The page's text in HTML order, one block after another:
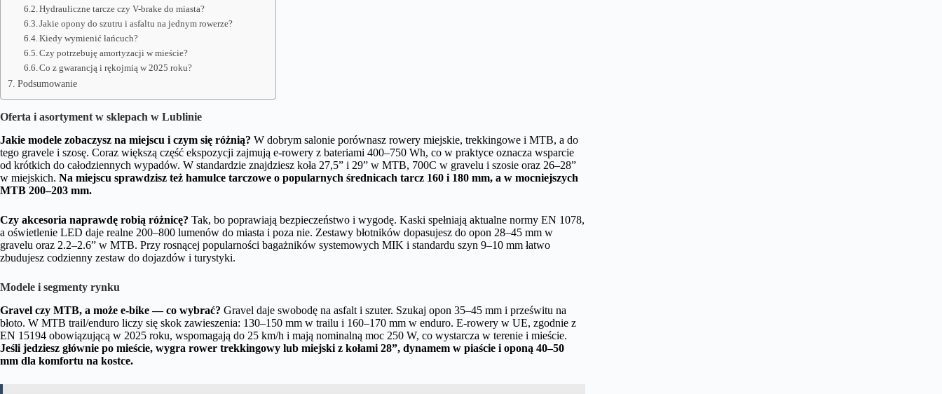
Hydrauliczne tarcze czy V-brake do miasta?
Jakie opony do szutru i asfaltu na jednym rowerze?
Kiedy wymienić łańcuch?
Czy potrzebuję amortyzacji w mieście?
Co z gwarancją i rękojmią w 2025 roku?
Podsumowanie
Oferta i asortyment w sklepach w Lublinie
Jakie modele zobaczysz na miejscu i czym się różnią? W dobrym salonie porównasz rowery miejskie, trekkingowe i MTB, a do
tego gravele i szosę. Coraz większą część ekspozycji zajmują e-rowery z bateriami 400–750 Wh, co w praktyce oznacza wsparcie
od krótkich do całodziennych wypadów. W standardzie znajdziesz koła 27,5” i 29” w MTB, 700C w gravelu i szosie oraz 26–28”
w miejskich. Na miejscu sprawdzisz też hamulce tarczowe o popularnych średnicach tarcz 160 i 180 mm, a w mocniejszych
MTB 200–203 mm.
Czy akcesoria naprawdę robią różnicę? Tak, bo poprawiają bezpieczeństwo i wygodę. Kaski spełniają aktualne normy EN 1078,
a oświetlenie LED daje realne 200–800 lumenów do miasta i poza nie. Zestawy błotników dopasujesz do opon 28–45 mm w
gravelu oraz 2.2–2.6” w MTB. Przy rosnącej popularności bagażników systemowych MIK i standardu szyn 9–10 mm łatwo
zbudujesz codzienny zestaw do dojazdów i turystyki.
Modele i segmenty rynku
Gravel czy MTB, a może e-bike — co wybrać? Gravel daje swobodę na asfalt i szuter. Szukaj opon 35–45 mm i prześwitu na
błoto. W MTB trail/enduro liczy się skok zawieszenia: 130–150 mm w trailu i 160–170 mm w enduro. E-rowery w UE, zgodnie z
EN 15194 obowiązującą w 2025 roku, wspomagają do 25 km/h i mają nominalną moc 250 W, co wystarcza w terenie i mieście.
Jeśli jedziesz głównie po mieście, wygra rower trekkingowy lub miejski z kołami 28”, dynamem w piaście i oponą 40–50
mm dla komfortu na kostce.